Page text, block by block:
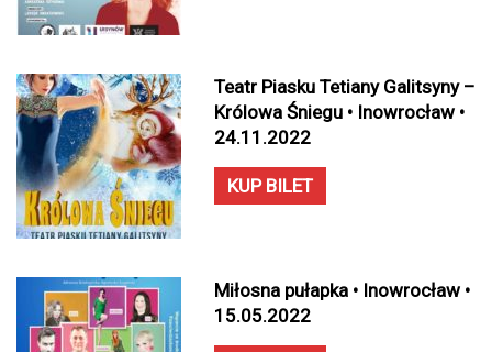
Teatr Piasku Tetiany Galitsyny –
Królowa Śniegu • Inowrocław •
24.11.2022
KUP BILET
Miłosna pułapka • Inowrocław •
15.05.2022